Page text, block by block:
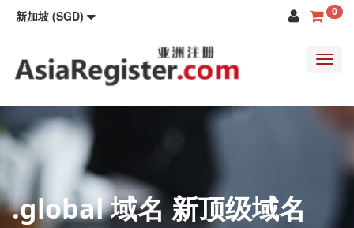
新加坡 (SGD) 0
.global 域名 新顶级域名